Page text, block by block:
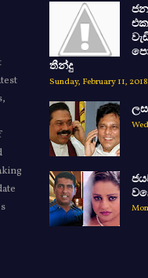
තීන්දු
Sunday, February 11, 2018